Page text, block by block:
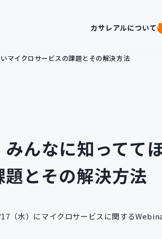
カサレアルについて
マイクロサービスの課題とその解決方法
みんなに知ってて
とその解決方法
（水）にマイクロサービスに関する